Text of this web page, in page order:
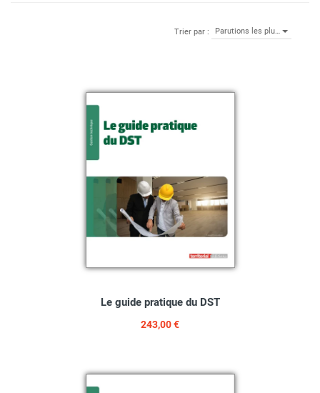
Trier par : Parutions les plu…
Le guide pratique du DST
243,00 €